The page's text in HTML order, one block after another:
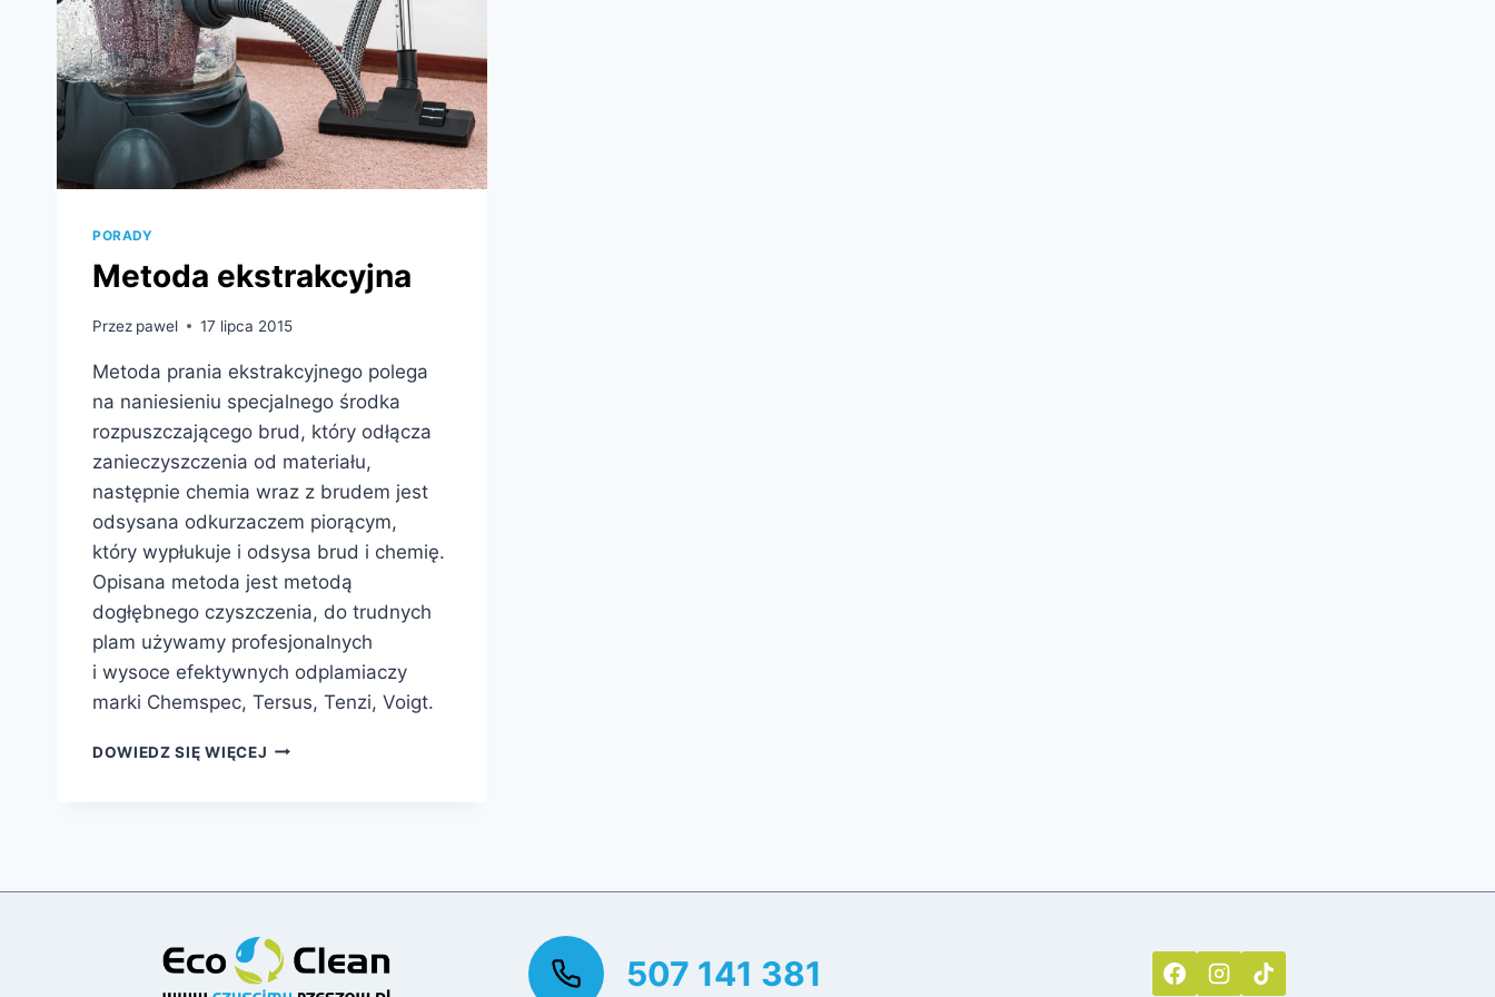
PORADY
Metoda ekstrakcyjna
Przez pawel 17 lipca 2015
Metoda prania ekstrakcyjnego polega
na naniesieniu specjalnego środka
rozpuszczającego brud, który odłącza
zanieczyszczenia od materiału,
następnie chemia wraz z brudem jest
odsysana odkurzaczem piorącym,
który wypłukuje i odsysa brud i chemię.
Opisana metoda jest metodą
dogłębnego czyszczenia, do trudnych
plam używamy profesjonalnych
i wysoce efektywnych odplamiaczy
marki Chemspec, Tersus, Tenzi, Voigt.
DOWIEDZ SIĘ WIĘCEJ METODA
507 141 381